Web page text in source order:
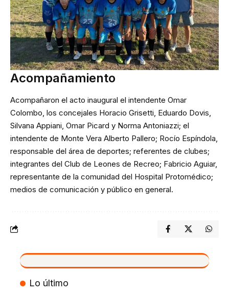
Acompañamiento
Acompañaron el acto inaugural el intendente Omar
Colombo, los concejales Horacio Grisetti, Eduardo Dovis,
Silvana Appiani, Omar Picard y Norma Antoniazzi; el
intendente de Monte Vera Alberto Pallero; Rocío Espíndola,
responsable del área de deportes; referentes de clubes;
integrantes del Club de Leones de Recreo; Fabricio Aguiar,
representante de la comunidad del Hospital Protomédico;
medios de comunicación y público en general.
VIVO
Lo último